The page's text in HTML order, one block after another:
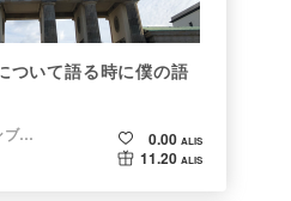
いて語る時に僕の語
ALISブロックチェーンブログ
0.00 ALIS
11.20 ALIS